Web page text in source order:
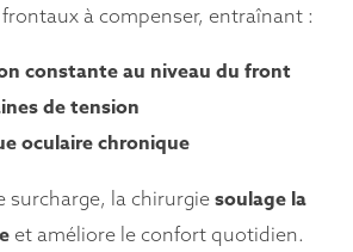
à compenser, entraînant :
constante au niveau du front
de tension
oculaire chronique
surcharge, la chirurgiesoulage la
et améliore le confort quotidien.